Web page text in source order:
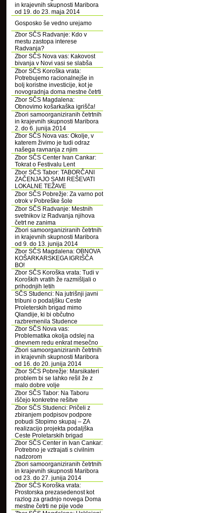
in krajevnih skupnosti Maribora
od 19. do 23. maja 2014
Gosposko še vedno urejamo
Zbor SČS Radvanje: Kdo v
mestu zastopa interese
Radvanja?
Zbor SČS Nova vas: Kakovost
bivanja v Novi vasi se slabša
Zbor SČS Koroška vrata:
Potrebujemo racionalnejše in
bolj koristne investicije, kot je
novogradnja doma mestne četrti
Zbor SČS Magdalena:
Obnovimo košarkaška igrišča!
Zbori samoorganiziranih četrtnih
in krajevnih skupnosti Maribora
2. do 6. junija 2014
Zbor SČS Nova vas: Okolje, v
katerem živimo je tudi odraz
našega ravnanja z njim
Zbor SČS Center Ivan Cankar:
Tokrat o Festivalu Lent
Zbor SČS Tabor: TABORČANI
ZAČENJAJO SAMI REŠEVATI
LOKALNE TEŽAVE
Zbor SČS Pobrežje: Za varno pot
otrok v Pobreške šole
Zbor SČS Radvanje: Mestnih
svetnikov iz Radvanja njihova
četrt ne zanima
Zbori samoorganiziranih četrtnih
in krajevnih skupnosti Maribora
od 9. do 13. junija 2014
Zbor SČS Magdalena: OBNOVA
KOŠARKARSKEGA IGRIŠČA
BO!
Zbor SČS Koroška vrata: Tudi v
Koroških vratih že razmišljali o
prihodnjih letih
SČS Studenci: Na jutrišnji javni
tribuni o podaljšku Ceste
Proleterskih brigad mimo
Qlandije, ki bi občutno
razbremenila Studence
Zbor SČS Nova vas:
Problematika okolja odslej na
dnevnem redu enkrat mesečno
Zbori samoorganiziranih četrtnih
in krajevnih skupnosti Maribora
od 16. do 20. junija 2014
Zbor SČS Pobrežje: Marsikateri
problem bi se lahko rešil že z
malo dobre volje
Zbor SČS Tabor: Na Taboru
iščejo konkretne rešitve
Zbor SČS Studenci: Pričeli z
zbiranjem podpisov podpore
pobudi Stopimo skupaj – ZA
realizacijo projekta podaljška
Ceste Proletarskih brigad
Zbor SČS Center in Ivan Cankar:
Potrebno je vztrajati s civilnim
nadzorom
Zbori samoorganiziranih četrtnih
in krajevnih skupnosti Maribora
od 23. do 27. junija 2014
Zbor SČS Koroška vrata:
Prostorska prezasedenost kot
razlog za gradnjo novega Doma
mestne četrti ne pije vode